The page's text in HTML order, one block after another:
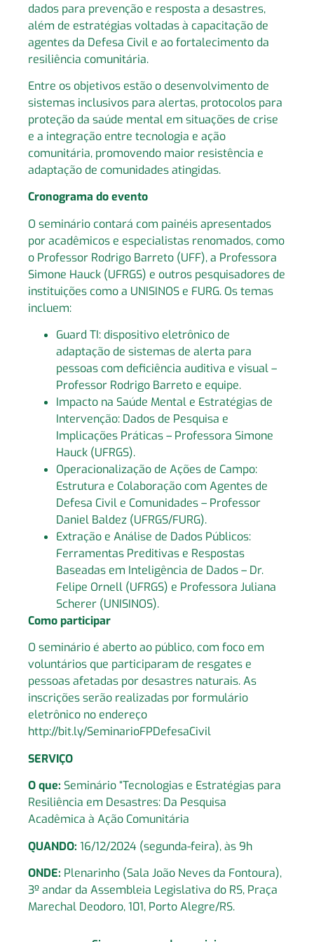
dados para prevenção e resposta a desastres,
além de estratégias voltadas à capacitação de
agentes da Defesa Civil e ao fortalecimento da
resiliência comunitária.
Entre os objetivos estão o desenvolvimento de
sistemas inclusivos para alertas, protocolos para
proteção da saúde mental em situações de crise
e a integração entre tecnologia e ação
comunitária, promovendo maior resistência e
adaptação de comunidades atingidas.
Cronograma do evento
O seminário contará com painéis apresentados
por acadêmicos e especialistas renomados, como
o Professor Rodrigo Barreto (UFF), a Professora
Simone Hauck (UFRGS) e outros pesquisadores de
instituições como a UNISINOS e FURG. Os temas
incluem:
Guard TI: dispositivo eletrônico de
adaptação de sistemas de alerta para
pessoas com deficiência auditiva e visual –
Professor Rodrigo Barreto e equipe.
Impacto na Saúde Mental e Estratégias de
Intervenção: Dados de Pesquisa e
Implicações Práticas – Professora Simone
Hauck (UFRGS).
Operacionalização de Ações de Campo:
Estrutura e Colaboração com Agentes de
Defesa Civil e Comunidades – Professor
Daniel Baldez (UFRGS/FURG).
Extração e Análise de Dados Públicos:
Ferramentas Preditivas e Respostas
Baseadas em Inteligência de Dados – Dr.
Felipe Ornell (UFRGS) e Professora Juliana
Scherer (UNISINOS).
Como participar
O seminário é aberto ao público, com foco em
voluntários que participaram de resgates e
pessoas afetadas por desastres naturais. As
inscrições serão realizadas por formulário
eletrônico no endereço
http://bit.ly/SeminarioFPDefesaCivil
SERVIÇO
O que: Seminário “Tecnologias e Estratégias para
Resiliência em Desastres: Da Pesquisa
Acadêmica à Ação Comunitária
QUANDO: 16/12/2024 (segunda-feira), às 9h
ONDE: Plenarinho (Sala João Neves da Fontoura),
3º andar da Assembleia Legislativa do RS, Praça
Marechal Deodoro, 101, Porto Alegre/RS.